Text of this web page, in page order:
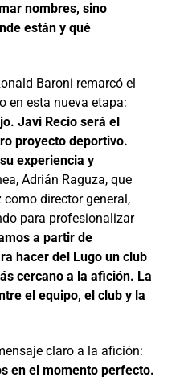
nombres, sino
están y qué
Baroni remarcó el
en esta nueva etapa:
Javi Recio será el
proyecto deportivo.
experiencia y
Adrián Raguza, que
director general,
para profesionalizar
a partir de
hacer del Lugo un club
cercano a la afición. La
el equipo, el club y la
claro a la afición:
en el momento perfecto.